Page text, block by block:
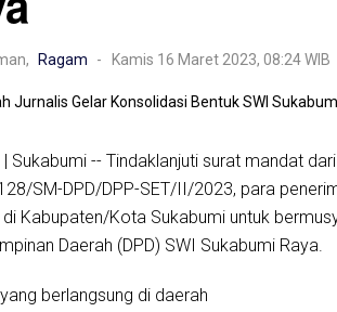
Ragam - Kamis 16 Maret 2023, 08:24 WIB
| Sukabumi -- Tindaklanjuti surat mandat
SM-DPD/DPP-SET/II/2023, para
Kabupaten/Kota Sukabumi untuk
Daerah (DPD) SWI Sukabumi Raya.
berlangsung di daerah